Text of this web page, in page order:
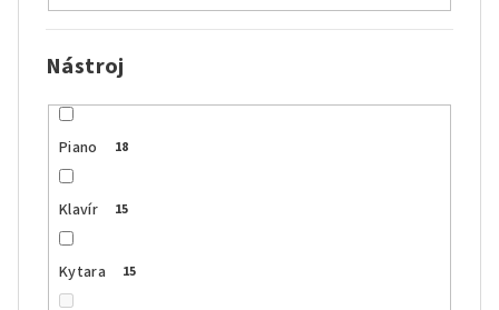
Nástroj
Piano 18
Klavír 15
Kytara 15